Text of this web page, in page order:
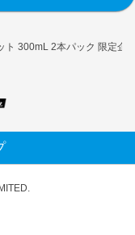
ト 300mL 2本パック 限定企